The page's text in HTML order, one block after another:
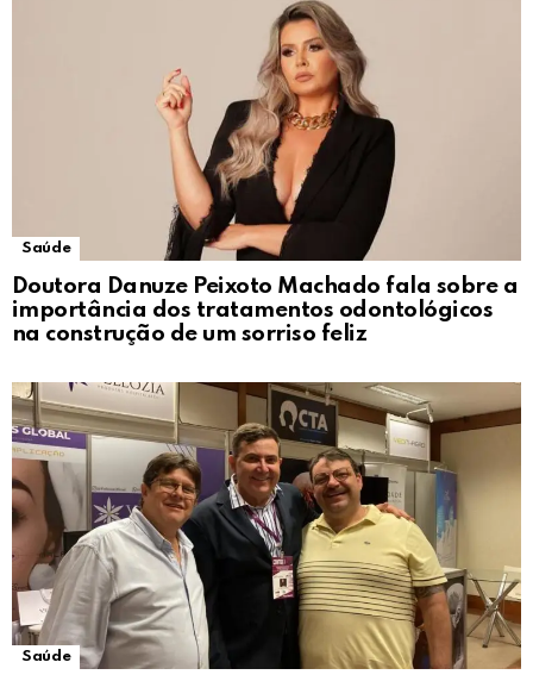
Saúde
Doutora Danuze Peixoto Machado fala sobre a
importância dos tratamentos odontológicos
na construção de um sorriso feliz
Saúde